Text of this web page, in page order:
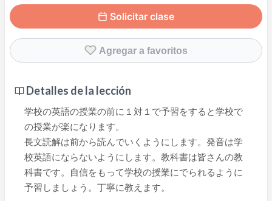
Solicitar clase
Agregar a favoritos
Detalles de la lección
学校の英語の授業の前に１対１で予習をすると学校で
の授業が楽になります。
長文読解は前から読んでいくようにします。発音は学
校英語にならないようにします。教科書は皆さんの教
科書です。自信をもって学校の授業にでられるように
予習しましょう。丁寧に教えます。